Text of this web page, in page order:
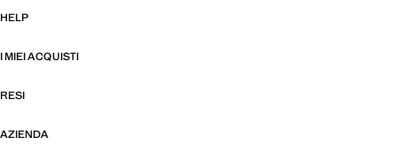
HELP
I MIEI ACQUISTI
RESI
AZIENDA